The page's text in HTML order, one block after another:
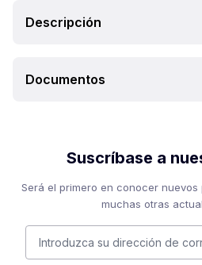
Descripción
Documentos
Suscríbase a
Será el primero en conocer
muchas otras